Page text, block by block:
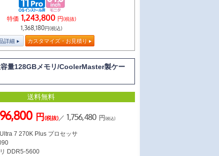
特価 1,243,800 円(税抜)
1,368,180円(税込)
詳細 カスタマイズ・お見積り
量128GBメモリ/CoolerMaster製ケー
送料無料
円(税抜)／ 1,756,480 円(税込)
7 270K Plus プロセッサ
DDR5-5600